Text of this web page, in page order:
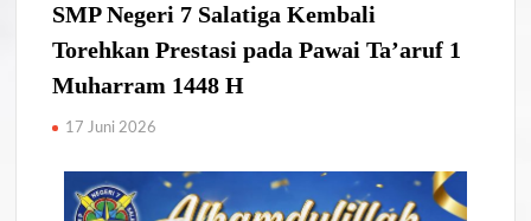
SMP Negeri 7 Salatiga Kembali
Torehkan Prestasi pada Pawai Ta’aruf 1
Muharram 1448 H
17 Juni 2026